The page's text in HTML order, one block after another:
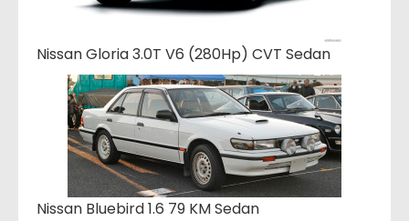
Nissan Gloria 3.0T V6 (280Hp) CVT Sedan
Nissan Bluebird 1.6 79 KM Sedan